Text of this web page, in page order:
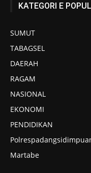
KATEGORI E
SUMUT
TABAGSEL
DAERAH
RAGAM
NASIONAL
EKONOMI
PENDIDIKAN
Martabe